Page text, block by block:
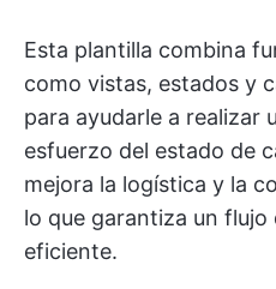
Esta plantilla combina
como vistas, estados y
para ayudarle a realizar
esfuerzo del estado de
mejora la logística y la
lo que garantiza un
eficiente.